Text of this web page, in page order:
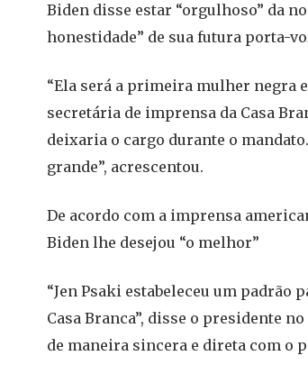
Biden disse estar “orgulhoso” da
honestidade” de sua futura porta-
“Ela será a primeira mulher negra
secretária de imprensa da Casa
deixaria o cargo durante o
grande”, acrescentou.
De acordo com a imprensa
Biden lhe desejou “o melhor”
“Jen Psaki estabeleceu um padrão
Casa Branca”, disse o presidente
de maneira sincera e direta com o